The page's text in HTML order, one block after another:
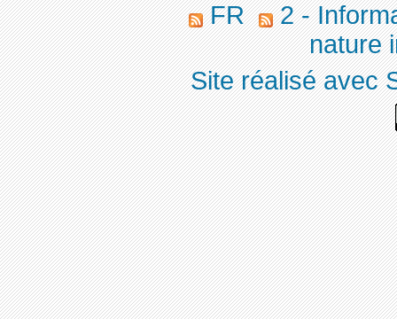
FR
2 -
nature
Site réalisé avec